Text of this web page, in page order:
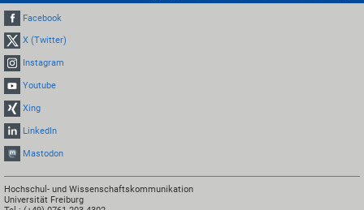
Facebook
X (Twitter)
Instagram
Youtube
Xing
LinkedIn
Mastodon
Hochschul- und Wissenschaftskommunikation
Universität Freiburg